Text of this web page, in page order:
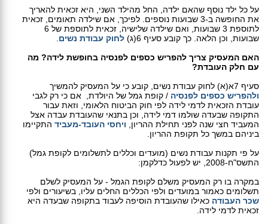
על כל ילד נוסף שהאם ילדה, החל מהילד השני, היא זכאית להאריך
את החופשה ב-3 שבועות נוספים. לפיכך, אם שילדה תאומים, זכאית
לתוספת 3 שבועות, ואם שילדה שלישיה, זכאית לתוספת של 6
שבועות, וכן הלאה. כך קובע סעיף 6(ג)
לחוק עבודת נשים
האם המעסיק צריך להפריש כספים לפנסיה בחופשת לידה? מה
עם חלק העובדת?
סעיף 7א(א) לחוק עבודת נשים, קובע כי על המעסיק להמשיך
ולהפריש כספים לפנסיה / קופת גמל של היולדת, אם כי רק לגבי
עובדת הזכאית לדמי לידה לפי חוק הביטוח הלאומי, וזאת עבור
התקופה שבעדה שולמו דמי לידה, וכן בתנאי שהעובדת עבדה אצל
המעביד חצי שנה לפני תחילת ההריון, ויחסי העובד-מעביד התקיימו
ביניהם במשך כל תקופת ההריון.
על פי תקנות עבודת נשים (מועדים וכללים לתשלומים לקופת גמל)
התשס"ח-2008, יש לפעול כדלקמן:
במקרה בו רק המעסיק משלם לקופת הגמל - על המעסיק לשלם
תשלומים כאמור במועדים ולפי הכללים החלים עליו, בשיעורים ולפי
שכר העבודה כאילו שהעובדת הוסיפה לעבוד בתקופה שבעדה היא
זכאית לדמי לידה.